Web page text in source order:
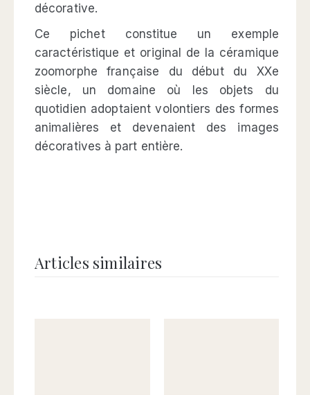
décorative.
Ce pichet constitue un exemple
caractéristique et original de la céramique
zoomorphe française du début du XXe
siècle, un domaine où les objets du
quotidien adoptaient volontiers des formes
animalières et devenaient des images
décoratives à part entière.
Articles similaires